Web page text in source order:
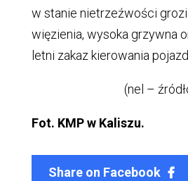
w stanie nietrzeźwości grozi
więzienia, wysoka grzywna
letni zakaz kierowania
(nel –
Fot. KMP w Kaliszu.
Share on Facebook